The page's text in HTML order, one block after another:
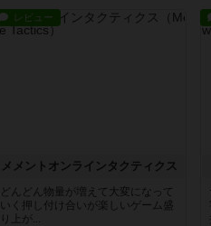
レビュー
メメントオンラインタクティクス
どんどん物量が増えて大変になって
いく押し付け合いが楽しいゲーム盛
り上が...